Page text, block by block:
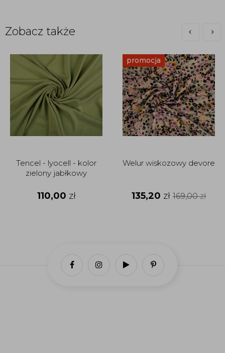
Zobacz także
Tencel - lyocell - kolor
zielony jabłkowy
110,00 zł
promocja
Welur wiskozowy devore
135,20 zł 169,00zł